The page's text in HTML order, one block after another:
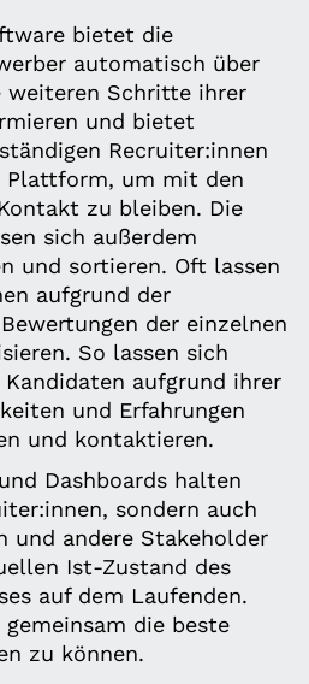
bietet die
automatisch über
weiteren Schritte ihrer
und bietet
Recruiter:innen
Plattform, um mit den
zu bleiben. Die
sich außerdem
und sortieren. Oft lassen
aufgrund der
der einzelnen
So lassen sich
aufgrund ihrer
und Erfahrungen
und kontaktieren.
Dashboards halten
sondern auch
und andere Stakeholder
Ist-Zustand des
auf dem Laufenden.
die beste
zu können.